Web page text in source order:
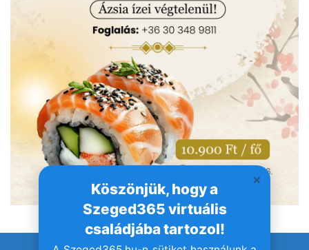
Köszönjük, hogy a
Szeged365 virtuális
családjába tartozol!